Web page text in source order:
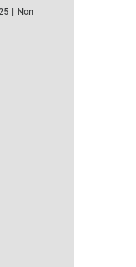
| Non